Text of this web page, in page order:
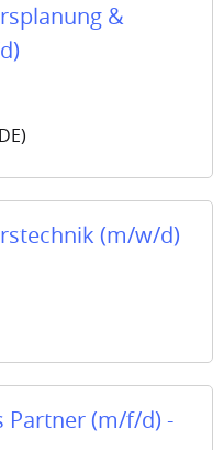
&
(m/w/d)
Partner (m/f/d) -